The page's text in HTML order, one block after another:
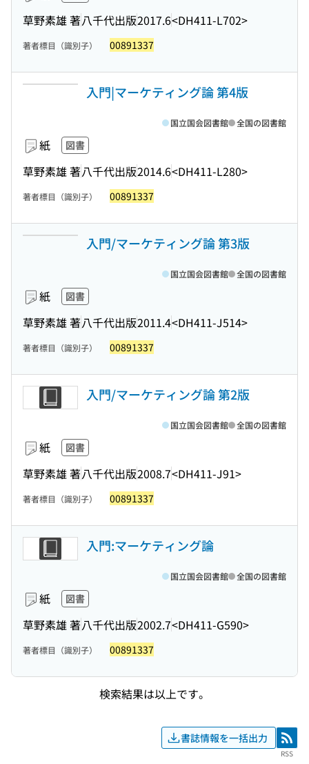
草野素雄 著八千代出版2017.6<DH411-L702>
著者標目（識別子） 00891337
入門|マーケティング論 第4版
紙 図書
草野素雄 著八千代出版2014.6<DH411-L280>
国立国会図書館 全国の図書館
著者標目（識別子） 00891337
入門/マーケティング論 第3版
紙 図書
草野素雄 著八千代出版2011.4<DH411-J514>
国立国会図書館 全国の図書館
著者標目（識別子） 00891337
入門/マーケティング論 第2版
紙 図書
草野素雄 著八千代出版2008.7<DH411-J91>
国立国会図書館 全国の図書館
著者標目（識別子） 00891337
入門:マーケティング論
紙 図書
草野素雄 著八千代出版2002.7<DH411-G590>
国立国会図書館 全国の図書館
著者標目（識別子） 00891337
検索結果は以上です。
書誌情報を一括出力 RSS
RSS